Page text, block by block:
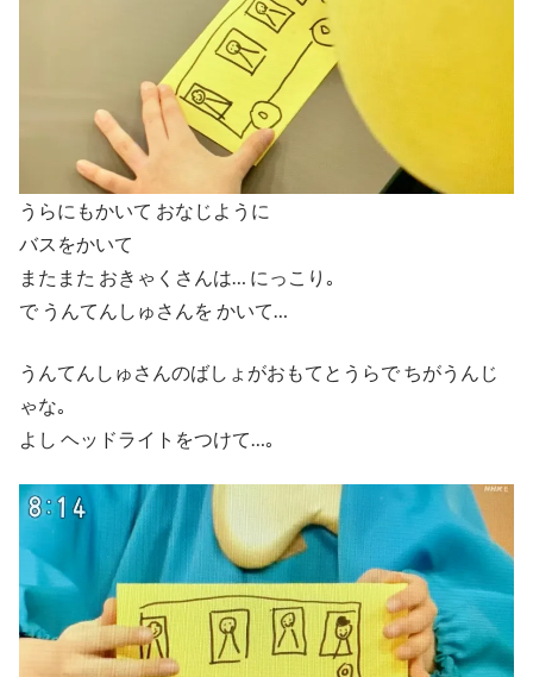
うらにもかいて おなじように
バスをかいて
またまた おきゃくさんは… にっこり｡
で うんてんしゅさんを かいて…
うんてんしゅさんのばしょがおもてとうらで ちがうんじ
ゃな｡
よし ヘッドライトをつけて…｡